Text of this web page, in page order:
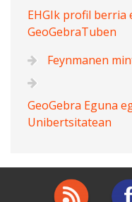
EHGIk profil berria
GeoGebraTuben
Feynmanen
GeoGebra Eguna
Unibertsitatean